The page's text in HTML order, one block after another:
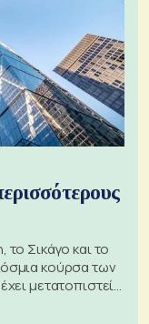
Σικάγο και το
κούρσα των
μετατοπιστεί